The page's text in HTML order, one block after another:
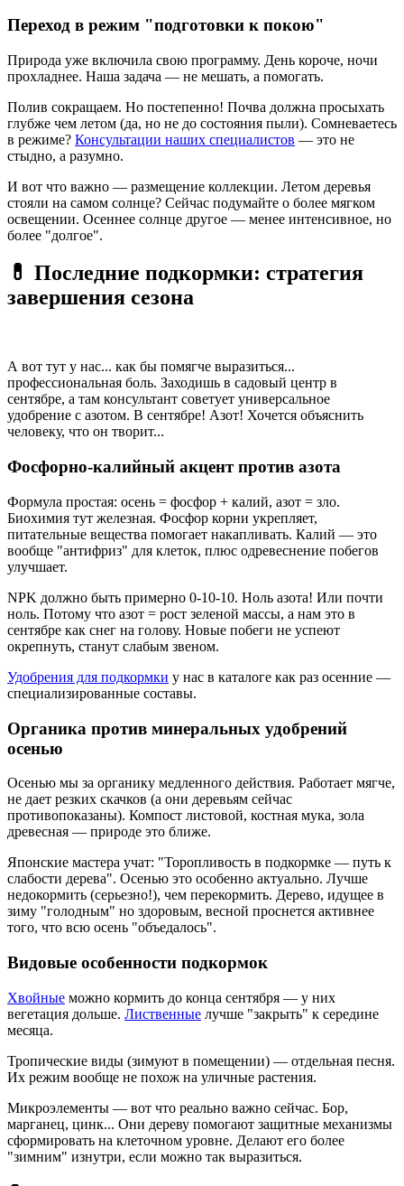
Переход в режим "подготовки к покою"
Природа уже включила свою программу. День короче, ночи
прохладнее. Наша задача — не мешать, а помогать.
Полив сокращаем. Но постепенно! Почва должна просыхать
глубже чем летом (да, но не до состояния пыли). Сомневаетесь
в режиме? Консультации наших специалистов — это не
стыдно, а разумно.
И вот что важно — размещение коллекции. Летом деревья
стояли на самом солнце? Сейчас подумайте о более мягком
освещении. Осеннее солнце другое — менее интенсивное, но
более "долгое".
💊 Последние подкормки: стратегия
завершения сезона
А вот тут у нас... как бы помягче выразиться...
профессиональная боль. Заходишь в садовый центр в
сентябре, а там консультант советует универсальное
удобрение с азотом. В сентябре! Азот! Хочется объяснить
человеку, что он творит...
Фосфорно-калийный акцент против азота
Формула простая: осень = фосфор + калий, азот = зло.
Биохимия тут железная. Фосфор корни укрепляет,
питательные вещества помогает накапливать. Калий — это
вообще "антифриз" для клеток, плюс одревеснение побегов
улучшает.
NPK должно быть примерно 0-10-10. Ноль азота! Или почти
ноль. Потому что азот = рост зеленой массы, а нам это в
сентябре как снег на голову. Новые побеги не успеют
окрепнуть, станут слабым звеном.
Удобрения для подкормки у нас в каталоге как раз осенние —
специализированные составы.
Органика против минеральных удобрений
осенью
Осенью мы за органику медленного действия. Работает мягче,
не дает резких скачков (а они деревьям сейчас
противопоказаны). Компост листовой, костная мука, зола
древесная — природе это ближе.
Японские мастера учат: "Торопливость в подкормке — путь к
слабости дерева". Осенью это особенно актуально. Лучше
недокормить (серьезно!), чем перекормить. Дерево, идущее в
зиму "голодным" но здоровым, весной проснется активнее
того, что всю осень "объедалось".
Видовые особенности подкормок
Хвойные можно кормить до конца сентября — у них
вегетация дольше. Лиственные лучше "закрыть" к середине
месяца.
Тропические виды (зимуют в помещении) — отдельная песня.
Их режим вообще не похож на уличные растения.
Микроэлементы — вот что реально важно сейчас. Бор,
марганец, цинк... Они дереву помогают защитные механизмы
сформировать на клеточном уровне. Делают его более
"зимним" изнутри, если можно так выразиться.